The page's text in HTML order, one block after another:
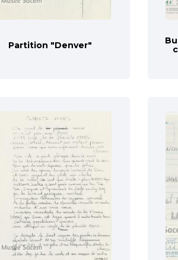
Partition "Denver"